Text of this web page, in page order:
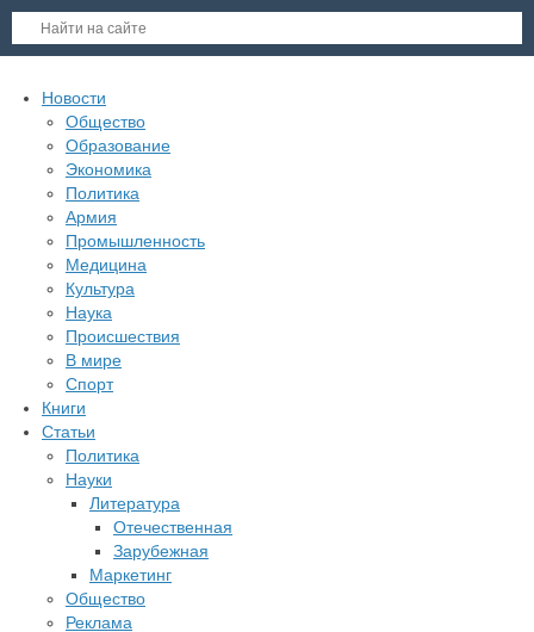
Новости
Общество
Образование
Экономика
Политика
Армия
Промышленность
Медицина
Культура
Наука
Происшествия
В мире
Спорт
Книги
Статьи
Политика
Науки
Литература
Отечественная
Зарубежная
Маркетинг
Общество
Реклама